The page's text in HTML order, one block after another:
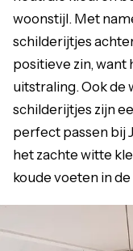
woonstijl. Met
schilderijtjes
positieve zin, want
uitstraling. Ook de
schilderijtjes zijn
perfect passen bij
het zachte witte
koude voeten in